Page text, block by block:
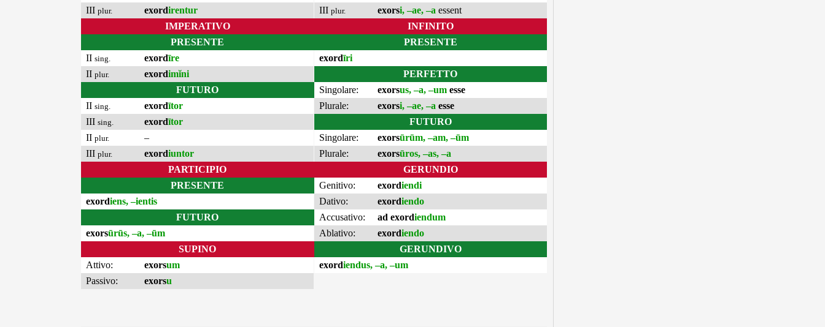
III plur. exordirentur
III plur. exorsi, –ae, –a essent
IMPERATIVO
PRESENTE
II sing. exordīre
II plur. exordimĭni
FUTURO
II sing. exordītor
III sing. exordītor
II plur.
–
III plur. exordiuntor
INFINITO
PRESENTE
exordīri
PERFETTO
Singolare:
exorsus, –a, –um esse
Plurale:
exorsi, –ae, –a esse
FUTURO
Singolare:
exorsūrūm, –am, –ūm
Plurale:
exorsūros, –as, –a
PARTICIPIO
PRESENTE
exordiens, –ientis
FUTURO
exorsūrūs, –a, –ūm
SUPINO
Attivo:
exorsum
Passivo:
exorsu
GERUNDIO
Genitivo:
exordiendi
Dativo:
exordiendo
Accusativo:
ad exordiendum
Ablativo:
exordiendo
GERUNDIVO
exordiendus, –a, –um